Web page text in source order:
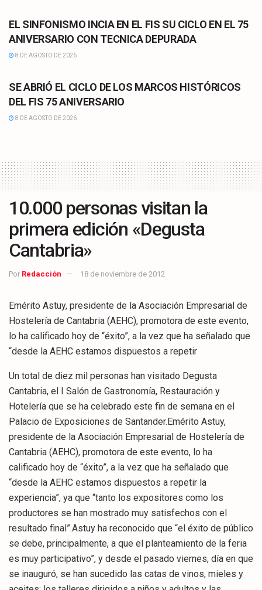
EL SINFONISMO INCIA EN EL FIS SU CICLO EN EL 75
ANIVERSARIO CON TECNICA DEPURADA
8 DE AGOSTO DE 2026
SE ABRIÓ EL CICLO DE LOS MARCOS HISTÓRICOS
DEL FIS 75 ANIVERSARIO
8 DE AGOSTO DE 2026
10.000 personas visitan la
primera edición «Degusta
Cantabria»
Por Redacción 18 de noviembre de 2012
Emérito Astuy, presidente de la Asociación Empresarial de
Hostelería de Cantabria (AEHC), promotora de este evento,
lo ha calificado hoy de “éxito”, a la vez que ha señalado que
“desde la AEHC estamos dispuestos a repetir
Un total de diez mil personas han visitado Degusta
Cantabria, el I Salón de Gastronomía, Restauración y
Hotelería que se ha celebrado este fin de semana en el
Palacio de Exposiciones de Santander.Emérito Astuy,
presidente de la Asociación Empresarial de Hostelería de
Cantabria (AEHC), promotora de este evento, lo ha
calificado hoy de “éxito”, a la vez que ha señalado que
“desde la AEHC estamos dispuestos a repetir la
experiencia”, ya que “tanto los expositores como los
productores se han mostrado muy satisfechos con el
resultado final”.Astuy ha reconocido que “el éxito de público
se debe, principalmente, a que el planteamiento de la feria
es muy participativo”, y desde el pasado viernes, día en que
se inauguró, se han sucedido las catas de vinos, mieles y